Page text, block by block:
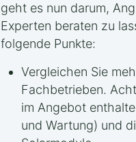
geht es nun darum,
Experten beraten zu
folgende Punkte:
Vergleichen Sie
Fachbetrieben.
im Angebot
und Wartung) und